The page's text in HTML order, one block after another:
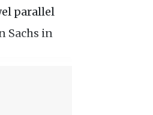
parallel
Sachs in